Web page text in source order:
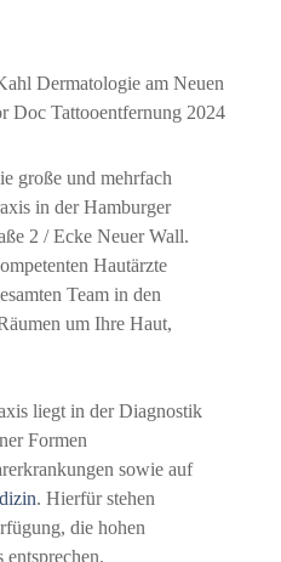
große und mehrfach
in der Hamburger
2 / Ecke Neuer Wall.
Hautärzte
Team in den
um Ihre Haut,
liegt in der Diagnostik
Formen
sowie auf
. Hierfür stehen
die hohen
entsprechen.